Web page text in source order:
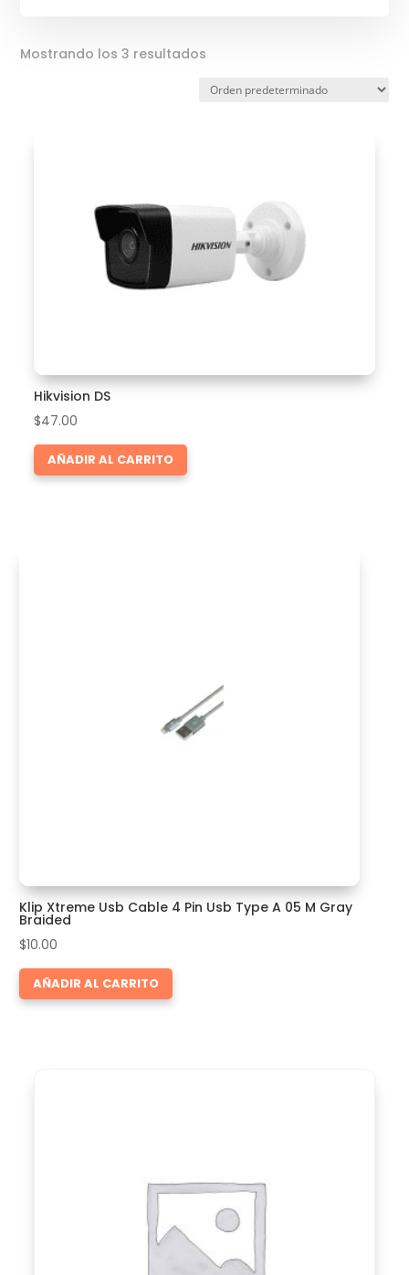
Mostrando los 3 resultados
Hikvision DS
$47.00
AÑADIR AL CARRITO
Klip Xtreme Usb Cable 4 Pin Usb Type A 05 M Gray
Braided
$10.00
AÑADIR AL CARRITO